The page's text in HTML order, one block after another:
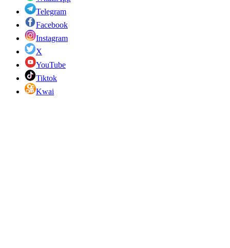
Telegram
Facebook
Instagram
X
YouTube
Tiktok
Kwai